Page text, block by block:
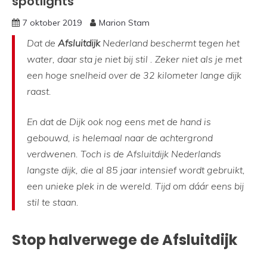
7 oktober 2019 Marion Stam
Dat de AfsluitdijkNederland beschermt tegen het
water, daar sta je niet bij stil . Zeker niet als je met
een hoge snelheid over de 32 kilometer lange dijk
raast.
En dat de Dijk ook nog eens met de hand is
gebouwd, is helemaal naar de achtergrond
verdwenen. Toch is de Afsluitdijk Nederlands
langste dijk, die al 85 jaar intensief wordt gebruikt,
een unieke plek in de wereld. Tijd om dáár eens bij
stil te staan.
Stop halverwege de Afsluitdijk